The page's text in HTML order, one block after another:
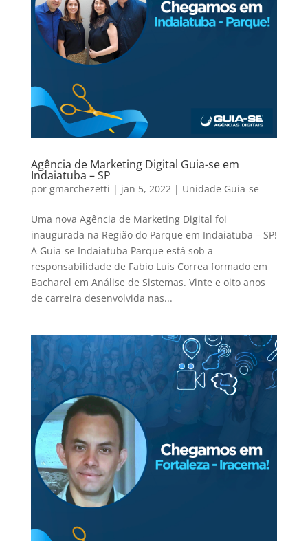
Agência de Marketing Digital Guia-se em
Indaiatuba – SP
por gmarchezetti | jan 5, 2022| Unidade Guia-se
Uma nova Agência de Marketing Digital foi
inaugurada na Região do Parque em Indaiatuba – SP!
A Guia-se Indaiatuba Parque está sob a
responsabilidade de Fabio Luis Correa formado em
Bacharel em Análise de Sistemas. Vinte e oito anos
de carreira desenvolvida nas...